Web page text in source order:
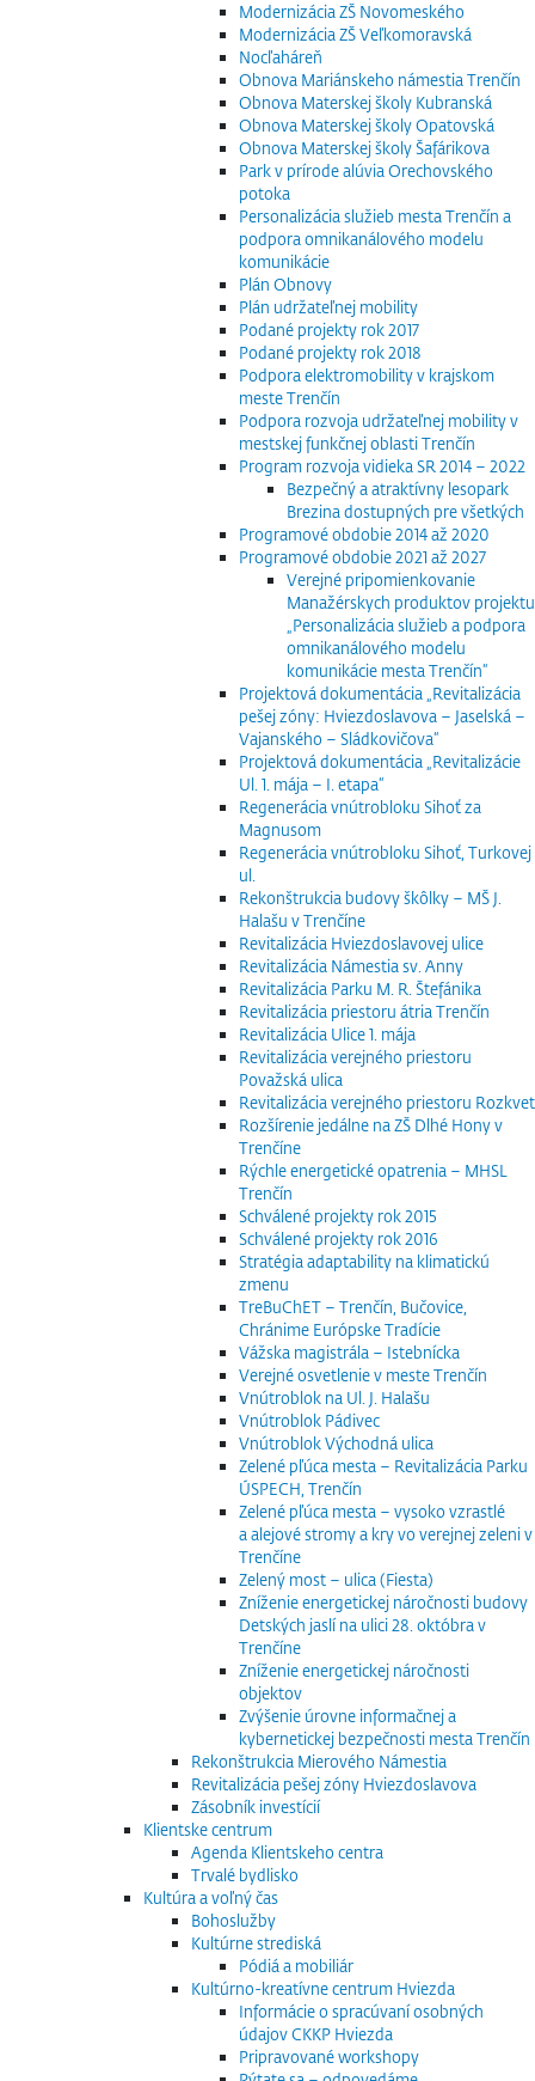
Modernizácia ZŠ Novomeského
Modernizácia ZŠ Veľkomoravská
Nocľaháreň
Obnova Mariánskeho námestia Trenčín
Obnova Materskej školy Kubranská
Obnova Materskej školy Opatovská
Obnova Materskej školy Šafárikova
Park v prírode alúvia Orechovského
potoka
Personalizácia služieb mesta Trenčín a
podpora omnikanálového modelu
komunikácie
Plán Obnovy
Plán udržateľnej mobility
Podané projekty rok 2017
Podané projekty rok 2018
Podpora elektromobility v krajskom
meste Trenčín
Podpora rozvoja udržateľnej mobility v
mestskej funkčnej oblasti Trenčín
Program rozvoja vidieka SR 2014 – 2022
Bezpečný a atraktívny lesopark
Brezina dostupných pre všetkých
Programové obdobie 2014 až 2020
Programové obdobie 2021 až 2027
Verejné pripomienkovanie
Manažérskych produktov projektu
„Personalizácia služieb a podpora
omnikanálového modelu
komunikácie mesta Trenčín“
Projektová dokumentácia „Revitalizácia
pešej zóny: Hviezdoslavova – Jaselská –
Vajanského – Sládkovičova“
Projektová dokumentácia „Revitalizácie
Ul. 1. mája – I. etapa“
Regenerácia vnútrobloku Sihoť za
Magnusom
Regenerácia vnútrobloku Sihoť, Turkovej
ul.
Rekonštrukcia budovy škôlky – MŠ J.
Halašu v Trenčíne
Revitalizácia Hviezdoslavovej ulice
Revitalizácia Námestia sv. Anny
Revitalizácia Parku M. R. Štefánika
Revitalizácia priestoru átria Trenčín
Revitalizácia Ulice 1. mája
Revitalizácia verejného priestoru
Považská ulica
Revitalizácia verejného priestoru Rozkvet
Rozšírenie jedálne na ZŠ Dlhé Hony v
Trenčíne
Rýchle energetické opatrenia – MHSL
Trenčín
Schválené projekty rok 2015
Schválené projekty rok 2016
Stratégia adaptability na klimatickú
zmenu
TreBuChET – Trenčín, Bučovice,
Chránime Európske Tradície
Vážska magistrála – Istebnícka
Verejné osvetlenie v meste Trenčín
Vnútroblok na Ul. J. Halašu
Vnútroblok Pádivec
Vnútroblok Východná ulica
Zelené pľúca mesta – Revitalizácia Parku
ÚSPECH, Trenčín
Zelené pľúca mesta – vysoko vzrastlé
a alejové stromy a kry vo verejnej zeleni v
Trenčíne
Zelený most – ulica (Fiesta)
Zníženie energetickej náročnosti budovy
Detských jaslí na ulici 28. októbra v
Trenčíne
Zníženie energetickej náročnosti
objektov
Zvýšenie úrovne informačnej a
kybernetickej bezpečnosti mesta Trenčín
Rekonštrukcia Mierového Námestia
Revitalizácia pešej zóny Hviezdoslavova
Zásobník investícií
Klientske centrum
Agenda Klientskeho centra
Trvalé bydlisko
Kultúra a voľný čas
Bohoslužby
Kultúrne strediská
Pódiá a mobiliár
Kultúrno-kreatívne centrum Hviezda
Informácie o spracúvaní osobných
údajov CKKP Hviezda
Pripravované workshopy